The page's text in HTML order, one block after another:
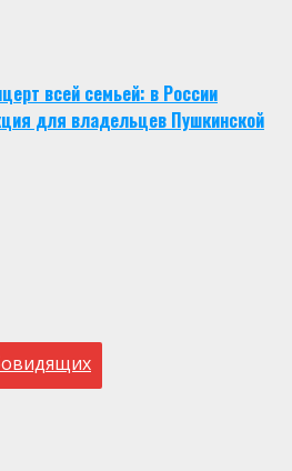
всей семьей: в России
для владельцев Пушкинской